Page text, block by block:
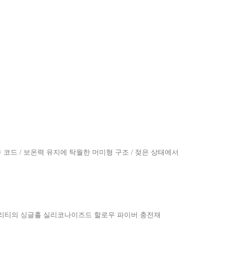
드 / 보온력 유지에 탁월한 머미형 구조 / 젖은 상태에서
의 싱글홀 실리코나이즈드 할로우 파이버 충전재